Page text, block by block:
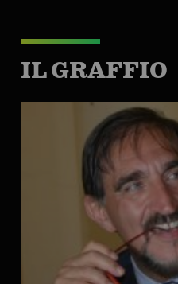
IL GRAFFIO